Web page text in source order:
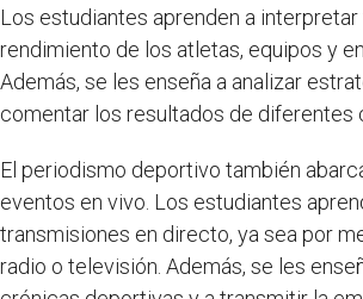
Los estudiantes aprenden a interpretar
rendimiento de los atletas, equipos y
Además, se les enseña a analizar
comentar los resultados de diferentes
El periodismo deportivo también
eventos en vivo. Los estudiantes
transmisiones en directo, ya sea por
radio o televisión. Además, se les